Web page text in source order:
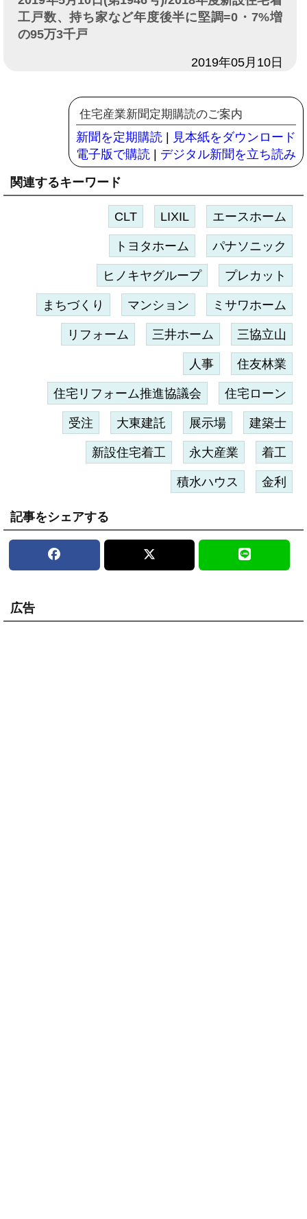
工戸数、持ち家など年度後半に堅調=0・7%増
の95万3千戸
2019年05月10日
住宅産業新聞定期購読のご案内
新聞を定期購読
見本紙をダウンロード
電子版で購読
デジタル新聞を立ち読み
関連するキーワード
CLT LIXIL エースホーム
トヨタホーム パナソニック
ヒノキヤグループ プレカット
まちづくり マンション ミサワホーム
リフォーム 三井ホーム 三協立山
人事 住友林業
住宅リフォーム推進協議会 住宅ローン
受注 大東建託 展示場 建築士
新設住宅着工 永大産業 着工
積水ハウス 金利
記事をシェアする
広告